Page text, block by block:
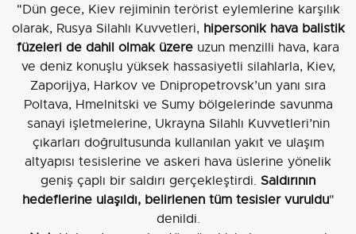
"Dün gece, Kiev rejiminin terörist eylemlerine karşılık
olarak, Rusya Silahlı Kuvvetleri, hipersonik hava balistik
füzeleri de dahil olmak üzere uzun menzilli hava, kara
ve deniz konuşlu yüksek hassasiyetli silahlarla, Kiev,
Zaporijya, Harkov ve Dnipropetrovsk’un yanı sıra
Poltava, Hmelnitski ve Sumy bölgelerinde savunma
sanayi işletmelerine, Ukrayna Silahlı Kuvvetleri’nin
çıkarları doğrultusunda kullanılan yakıt ve ulaşım
altyapısı tesislerine ve askeri hava üslerine yönelik
geniş çaplı bir saldırı gerçekleştirdi. Saldırının
hedeflerine ulaşıldı, belirlenen tüm tesisler vuruldu"
denildi.